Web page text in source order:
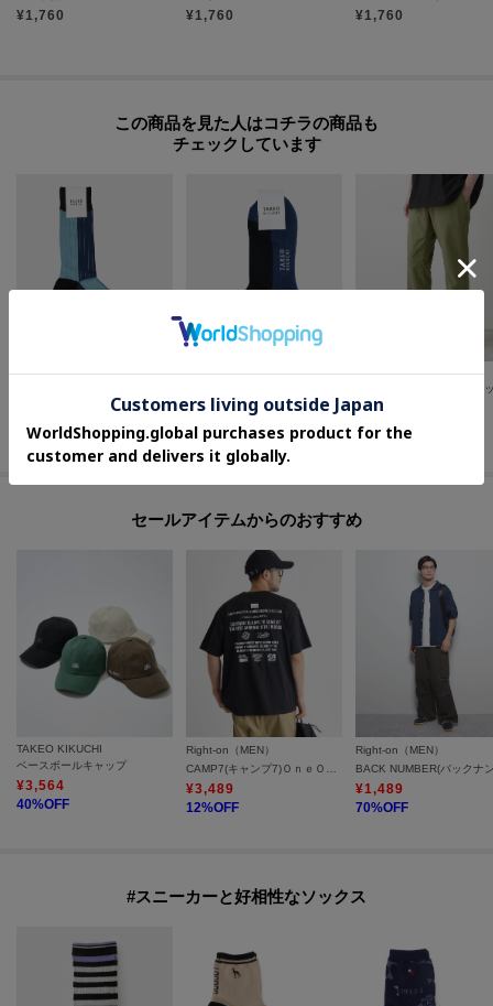
¥1,760 ¥1,760 ¥1,760
この商品を見た人はコチラの商品も
チェックしています
TAKEO KIKUCHI
50%OFF
TAKEO KIKUCHI
¥1,452
40 %OFF
Dessin(Men)
¥4,246
50%OFF
セールアイテムからのおすすめ
TAKEO KIKUCHI
ベースボールキャップ
¥3,564
40%OFF
Right-on（MEN）
¥3,489
12%OFF
Right-on（MEN）
¥1,489
70%OFF
#スニーカーと好相性なソックス